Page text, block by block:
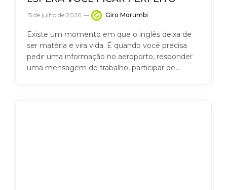
15 de julho de 2026 Giro Morumbi
Existe um momento em que o inglês deixa de
ser matéria e vira vida. É quando você precisa
pedir uma informação no aeroporto, responder
uma mensagem de trabalho, participar de…